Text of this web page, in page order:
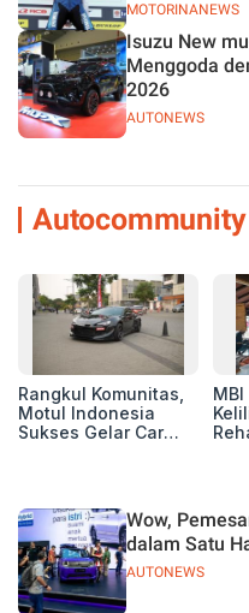
MOTORINANEWS
AUTONEWS
Isuzu New
Menggoda
2026
Autocommunity
Rangkul Komunitas,
Motul Indonesia
Sukses Gelar Car
AUTONEWS
Wow,
dalam Satu